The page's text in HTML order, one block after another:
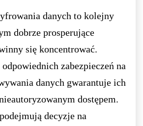
danych to kolejny
dobrze prosperujące
się koncentrować.
zabezpieczeń na
danych gwarantuje ich
dostępem.
decyzje na